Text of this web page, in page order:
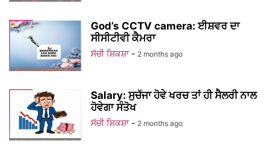
God’s CCTV camera: ਈਸ਼ਵਰ ਦਾ
ਸੀਸੀਟੀਵੀ ਕੈਮਰਾ
ਸੱਚੀ ਸ਼ਿਕਸ਼ਾ - 2 months ago
Salary: ਸੁਚੱਜਾ ਹੋਵੇ ਖਰਚ ਤਾਂ ਹੀ ਸੈਲਰੀ ਨਾਲ
ਹੋਵੇਗਾ ਸੰਤੋਖ
ਸੱਚੀ ਸ਼ਿਕਸ਼ਾ - 2 months ago